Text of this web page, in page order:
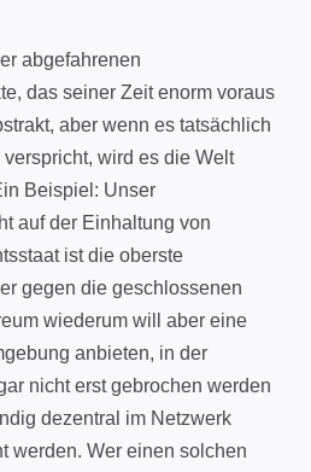
abgefahrenen
das seiner Zeit enorm voraus
aber wenn es tatsächlich
wird es die Welt
Beispiel: Unser
auf der Einhaltung von
ist die oberste
gegen die geschlossenen
wiederum will aber eine
anbieten, in der
nicht erst gebrochen werden
dezentral im Netzwerk
werden. Wer einen solchen